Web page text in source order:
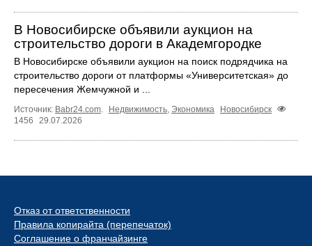
В Новосибирске объявили аукцион на
строительство дороги в Академгородке
В Новосибирске объявили аукцион на поиск подрядчика на
строительство дороги от платформы «Университетская» до
пересечения Жемчужной и ...
Источник: Babr24.com. Недвижимость, Экономика
Новосибирск
1456
29.07.2026
Отказ от ответственности
Правила копирайта (перепечаток)
Соглашение о франчайзинге